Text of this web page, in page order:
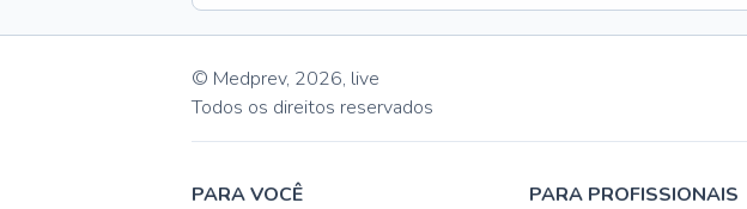
© Medprev, 2026, live
Todos os direitos reservados
PARA VOCÊ
PARA PROFISSIONAIS